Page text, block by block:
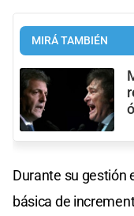
MIRÁ TAMBIÉN
Durante su gestión
básica de